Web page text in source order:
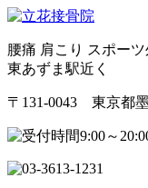
腰痛 肩こり スポー
東あずま駅近く
〒131-0043 東京都